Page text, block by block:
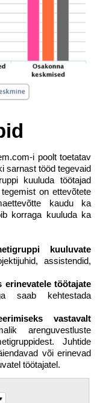
i poolt toetatav
sarnast tööd tegevaid
kuuluda töötajad
on ettevõtete
kaudu ka
korraga kuuluda ka
kuuluvate
assistendid,
erinevatele töötajate
saab kehtestada
vastavalt
arenguvestluste
Juhtide
või erinevad
töötajatel.